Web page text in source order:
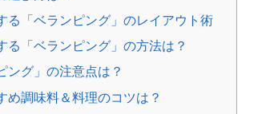
る「ベランピング」のレイアウト術
る「ベランピング」の方法は？
ング」の注意点は？
め調味料＆料理のコツは？